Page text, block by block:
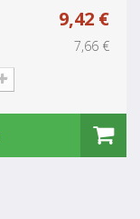
9,42 €
7,66 €